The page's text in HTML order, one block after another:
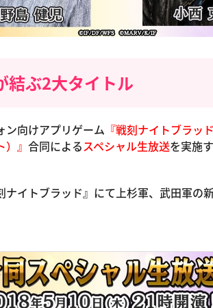
結ぶ2大タイトル
ン向けアプリゲーム 『戦刻ナイトブラッド
』 合同によるスペシャル生放送を実施
ナイトブラッド』にて上杉軍、武田軍の